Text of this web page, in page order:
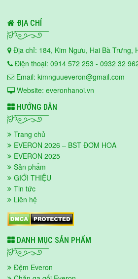
ĐỊA CHỈ
Địa chỉ: 184, Kim Ngưu, Hai Bà Trưng,
Điện thoại: 0914 572 253 - 0932 32
Email: kimnguueveron@gmail.com
Website: everonhanoi.vn
HƯỚNG DẪN
Trang chủ
EVERON 2026 – BST ĐƠM HOA
EVERON 2025
Sản phẩm
GIỚI THIỆU
Tin tức
Liên hệ
DANH MỤC SẢN PHẨM
Đệm Everon